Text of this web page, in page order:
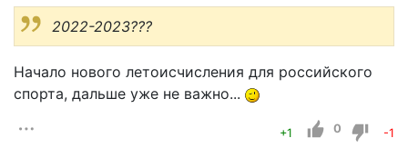
2022-2023???
Начало нового летоисчисления для российского
спорта, дальше уже не важно...
+1 0 -1